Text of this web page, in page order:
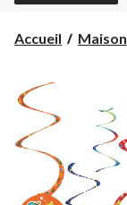
Accueil Maison